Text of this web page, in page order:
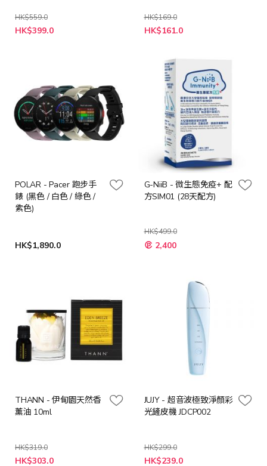
HK$559.0
特
殊
HK$399.0
HK$169.0
特
殊
HK$161.0
POLAR - Pacer 跑步手
錶 (黑色 / 白色 / 綠色 /
紫色)
HK$1,890.0
G-NiiB - 微生態免疫+ 配
方SIM01 (28天配方)
HK$499.0
特
殊 2,400
THANN - 伊甸園天然香
薰油 10ml
HK$319.0
特
HK$303.0
JUJY - 超音波極致淨顏彩
光鏟皮機 JDCP002
HK$299.0
特
HK$239.0